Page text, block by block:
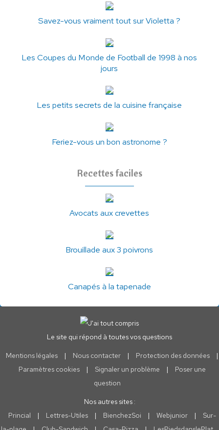
Savez-vous vraiment tout sur Violetta ?
Les Coupes du Monde de Football de 1998 à nos
jours
Les petits secrets de la cuisine française
Feriez-vous un bon astronome ?
Recettes faciles
Avocats aux crevettes
Brouillade aux 3 poivrons
Canapés à la tapenade
Le site qui répond à toutes vos questions
Mentions légales | Nous contacter | Protection des données
|
Paramètres cookies
| Signaler un problème |
Poser une
question
Nos autres sites :
Princial
| Lettres-Utiles | BienchezSoi | Webjunior |
Sur-